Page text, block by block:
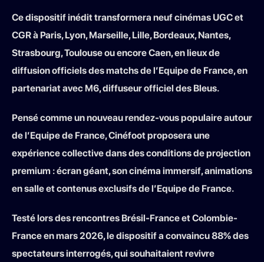
Ce dispositif inédit transformera neuf cinémas UGC et
CGR à Paris, Lyon, Marseille, Lille, Bordeaux, Nantes,
Strasbourg, Toulouse ou encore Caen, en lieux de
diffusion officiels des matchs de l’Equipe de France, en
partenariat avec M6, diffuseur officiel des Bleus.
Pensé comme un nouveau rendez-vous populaire autour
de l’Equipe de France, Cinéfoot proposera une
expérience collective dans des conditions de projection
premium : écran géant, son cinéma immersif, animations
en salle et contenus exclusifs de l’Equipe de France.
Testé lors des rencontres Brésil-France et Colombie-
France en mars 2026, le dispositif a convaincu 88% des
spectateurs interrogés, qui souhaitaient revivre